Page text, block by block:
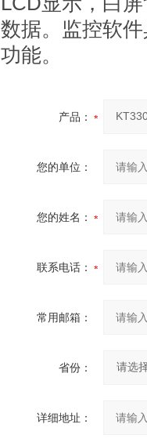
数据。监控软
功能。
产品：
您的单位：
您的姓名：
联系电话：
常用邮箱：
省份：
详细地址：